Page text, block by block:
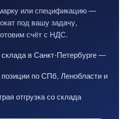
или спецификацию —
под вашу задачу,
счёт с НДС.
в Санкт-Петербурге —
по СПб, Ленобласти и
отгрузка со склада